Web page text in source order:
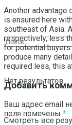
Нет результатов
Смотреть все
Another advantage
is ensured here
southeast of Asia.
respectively, less
for potential
produce many
required less, this
Добавить
Ваш адрес email
поля помечены *